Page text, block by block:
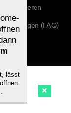
(
abonnieren
Fragen (FAQ)
Sie
lässt
.